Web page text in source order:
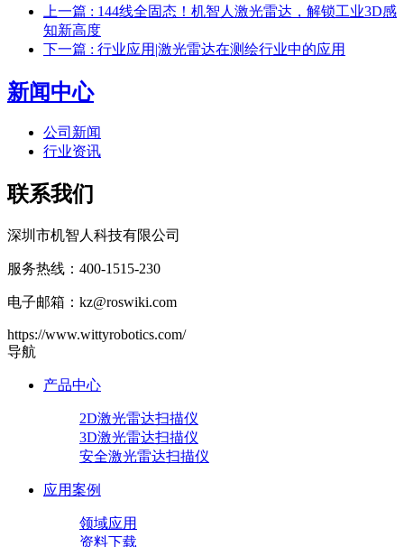
上一篇 : 144线全固态！机智人激光雷达，解锁工业3D感
知新高度
下一篇 : 行业应用|激光雷达在测绘行业中的应用
新闻中心
公司新闻
行业资讯
联系我们
深圳市机智人科技有限公司
服务热线：400-1515-230
电子邮箱：kz@roswiki.com
https://www.wittyrobotics.com/
导航
产品中心
2D激光雷达扫描仪
3D激光雷达扫描仪
安全激光雷达扫描仪
应用案例
领域应用
资料下载